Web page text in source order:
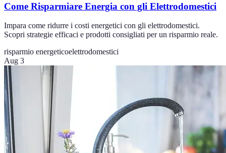
Come Risparmiare Energia con gli Elettrodomestici
Impara come ridurre i costi energetici con gli elettrodomestici.
Scopri strategie efficaci e prodotti consigliati per un risparmio reale.
risparmio energeticoelettrodomestici
Aug 3